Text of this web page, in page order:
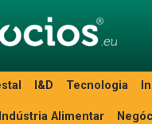
I&D Tecnologia
Indústria Alimentar